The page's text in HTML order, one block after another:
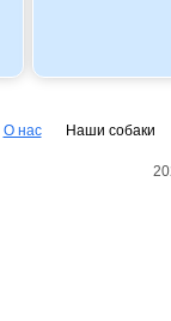
О нас Наши собаки